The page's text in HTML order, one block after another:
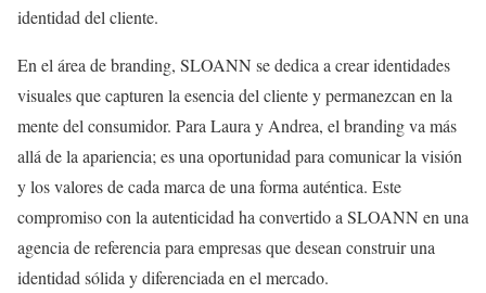
identidad del cliente.
En el área de branding, SLOANN se dedica a crear identidades
visuales que capturen la esencia del cliente y permanezcan en la
mente del consumidor. Para Laura y Andrea, el branding va más
allá de la apariencia; es una oportunidad para comunicar la visión
y los valores de cada marca de una forma auténtica. Este
compromiso con la autenticidad ha convertido a SLOANN en una
agencia de referencia para empresas que desean construir una
identidad sólida y diferenciada en el mercado.